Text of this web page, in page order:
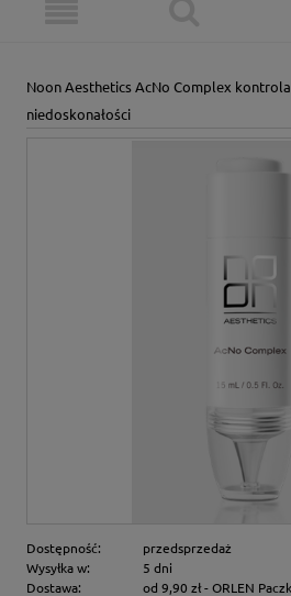
Noon Aesthetics AcNo Complex
niedoskonałości
Dostępność:
przedsprzedaż
Wysyłka w:
5 dni
Dostawa:
od 9,90 zł- ORLEN